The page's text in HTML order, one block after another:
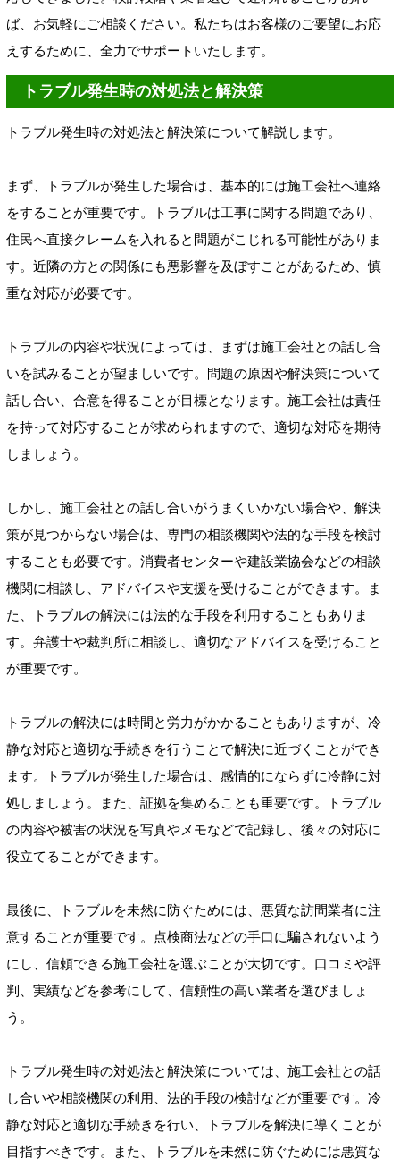
ば、お気軽にご相談ください。私たちはお客様のご要望にお応
えするために、全力でサポートいたします。
トラブル発生時の対処法と解決策
トラブル発生時の対処法と解決策について解説します。
まず、トラブルが発生した場合は、基本的には施工会社へ連絡
をすることが重要です。トラブルは工事に関する問題であり、
住民へ直接クレームを入れると問題がこじれる可能性がありま
す。近隣の方との関係にも悪影響を及ぼすことがあるため、慎
重な対応が必要です。
トラブルの内容や状況によっては、まずは施工会社との話し合
いを試みることが望ましいです。問題の原因や解決策について
話し合い、合意を得ることが目標となります。施工会社は責任
を持って対応することが求められますので、適切な対応を期待
しましょう。
しかし、施工会社との話し合いがうまくいかない場合や、解決
策が見つからない場合は、専門の相談機関や法的な手段を検討
することも必要です。消費者センターや建設業協会などの相談
機関に相談し、アドバイスや支援を受けることができます。ま
た、トラブルの解決には法的な手段を利用することもありま
す。弁護士や裁判所に相談し、適切なアドバイスを受けること
が重要です。
トラブルの解決には時間と労力がかかることもありますが、冷
静な対応と適切な手続きを行うことで解決に近づくことができ
ます。トラブルが発生した場合は、感情的にならずに冷静に対
処しましょう。また、証拠を集めることも重要です。トラブル
の内容や被害の状況を写真やメモなどで記録し、後々の対応に
役立てることができます。
最後に、トラブルを未然に防ぐためには、悪質な訪問業者に注
意することが重要です。点検商法などの手口に騙されないよう
にし、信頼できる施工会社を選ぶことが大切です。口コミや評
判、実績などを参考にして、信頼性の高い業者を選びましょ
う。
トラブル発生時の対処法と解決策については、施工会社との話
し合いや相談機関の利用、法的手段の検討などが重要です。冷
静な対応と適切な手続きを行い、トラブルを解決に導くことが
目指すべきです。また、トラブルを未然に防ぐためには悪質な